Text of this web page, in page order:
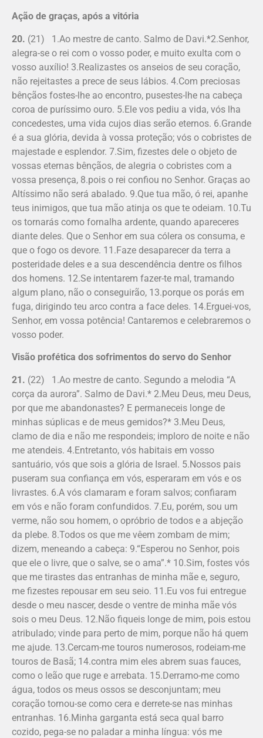
Ação de graças, após a vitória
20. (21) 1.Ao mestre de canto. Salmo de Davi.*2.Senhor,
alegra-se o rei com o vosso poder, e muito exulta com o
vosso auxílio! 3.Realizastes os anseios de seu coração,
não rejeitastes a prece de seus lábios. 4.Com preciosas
bênçãos fostes-lhe ao encontro, pusestes-lhe na cabeça
coroa de puríssimo ouro. 5.Ele vos pediu a vida, vós lha
concedestes, uma vida cujos dias serão eternos. 6.Grande
é a sua glória, devida à vossa proteção; vós o cobristes de
majestade e esplendor. 7.Sim, fizestes dele o objeto de
vossas eternas bênçãos, de alegria o cobristes com a
vossa presença, 8.pois o rei confiou no Senhor. Graças ao
Altíssimo não será abalado. 9.Que tua mão, ó rei, apanhe
teus inimigos, que tua mão atinja os que te odeiam. 10.Tu
os tornarás como fornalha ardente, quando apareceres
diante deles. Que o Senhor em sua cólera os consuma, e
que o fogo os devore. 11.Faze desaparecer da terra a
posteridade deles e a sua descendência dentre os filhos
dos homens. 12.Se intentarem fazer-te mal, tramando
algum plano, não o conseguirão, 13.porque os porás em
fuga, dirigindo teu arco contra a face deles. 14.Erguei-vos,
Senhor, em vossa potência! Cantaremos e celebraremos o
vosso poder.
Visão profética dos sofrimentos do servo do Senhor
21. (22) 1.Ao mestre de canto. Segundo a melodia “A
corça da aurora”. Salmo de Davi.* 2.Meu Deus, meu Deus,
por que me abandonastes? E permaneceis longe de
minhas súplicas e de meus gemidos?* 3.Meu Deus,
clamo de dia e não me respondeis; imploro de noite e não
me atendeis. 4.Entretanto, vós habitais em vosso
santuário, vós que sois a glória de Israel. 5.Nossos pais
puseram sua confiança em vós, esperaram em vós e os
livrastes. 6.A vós clamaram e foram salvos; confiaram
em vós e não foram confundidos. 7.Eu, porém, sou um
verme, não sou homem, o opróbrio de todos e a abjeção
da plebe. 8.Todos os que me vêem zombam de mim;
dizem, meneando a cabeça: 9.“Esperou no Senhor, pois
que ele o livre, que o salve, se o ama”.* 10.Sim, fostes vós
que me tirastes das entranhas de minha mãe e, seguro,
me fizestes repousar em seu seio. 11.Eu vos fui entregue
desde o meu nascer, desde o ventre de minha mãe vós
sois o meu Deus. 12.Não fiqueis longe de mim, pois estou
atribulado; vinde para perto de mim, porque não há quem
me ajude. 13.Cercam-me touros numerosos, rodeiam-me
touros de Basã; 14.contra mim eles abrem suas fauces,
como o leão que ruge e arrebata. 15.Derramo-me como
água, todos os meus ossos se desconjuntam; meu
coração tornou-se como cera e derrete-se nas minhas
entranhas. 16.Minha garganta está seca qual barro
cozido, pega-se no paladar a minha língua: vós me